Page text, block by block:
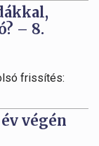
– 8.
frissítés:
végén